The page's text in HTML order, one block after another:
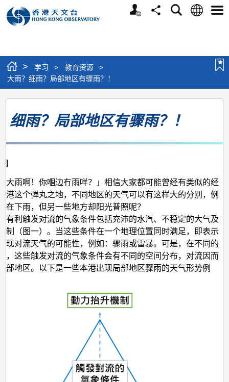
个
分
搜
语
选
> 学习 > 教育资源
>
大雨？细雨？局部地区有骤雨？！
大
雨？
局
部
地
区
有
骤
雨？！
细雨？局部地区有骤雨？！
大雨啊！你嗰边冇雨咩？」相信大家都可能曾经有类似的经
港这个弹丸之地，不同地区的天气可以有这样大的分别，例
在下雨，但另一些地方却阳光普照呢？
有利触发对流的气象条件包括充沛的水汽、不稳定的大气及
制（图一）。当这些条件在一个地理位置同时满足，即表示
现对流天气的可能性，例如：骤雨或雷暴。可是，在不同的
，这些触发对流的气象条件会有不同的空间分布，对流因而
部地区。以下是一些本港出现局部地区骤雨的天气形势例